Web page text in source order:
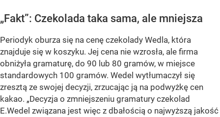
„Fakt”: Czekolada taka sama, ale mniejsza
Periodyk oburza się na cenę czekolady Wedla, która
znajduje się w koszyku. Jej cena nie wzrosła, ale firma
obniżyła gramaturę, do 90 lub 80 gramów, w miejsce
standardowych 100 gramów. Wedel wytłumaczył się
zresztą ze swojej decyzji, zrzucając ją na podwyżkę cen
kakao. „Decyzja o zmniejszeniu gramatury czekolad
E.Wedel związana jest więc z dbałością o najwyższą jakość